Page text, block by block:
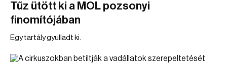
Tűz ütött ki a MOL pozsonyi
finomítójában
Egy tartály gyulladt ki.